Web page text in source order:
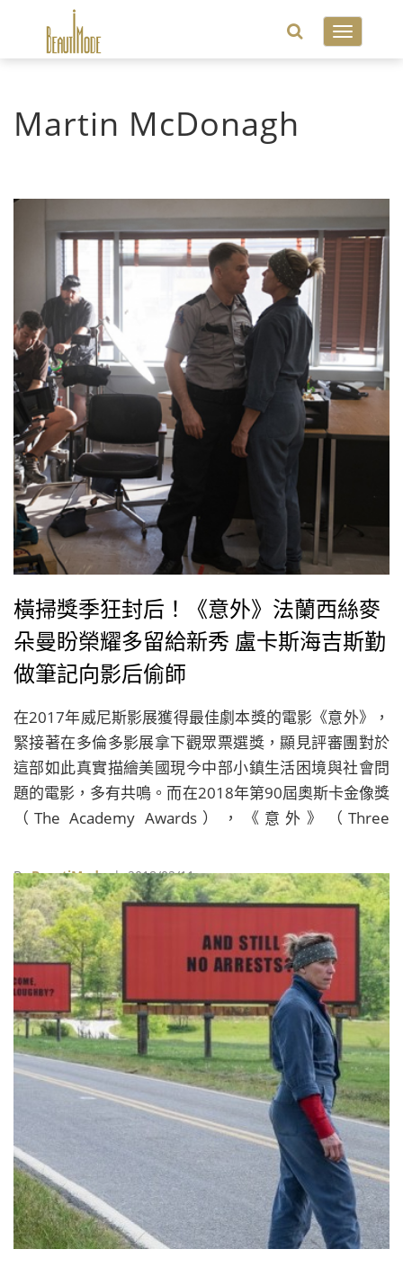
Toggle
Martin McDonagh
橫掃獎季狂封后！《意外》法蘭西絲麥
朵曼盼榮耀多留給新秀 盧卡斯海吉斯勤
做筆記向影后偷師
在2017年威尼斯影展獲得最佳劇本獎的電影《意外》，
緊接著在多倫多影展拿下觀眾票選獎，顯見評審團對於
這部如此真實描繪美國現今中部小鎮生活困境與社會問
題的電影，多有共鳴。而在2018年第90屆奧斯卡金像獎
（The Academy Awards），《意外》（Three
片、最佳女主角、兩項最佳男配角、最佳原著劇本、最
佳剪接、最佳配樂等7項大獎的提名。
ByBeautiMode| 2018/02/11